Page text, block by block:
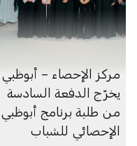
مركز الإحصاء – أبوظبي
يخرّج الدفعة السادسة
من طلبة برنامج أبوظبي
الإحصائي للشباب